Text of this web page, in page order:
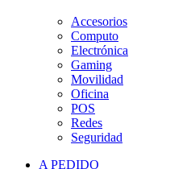
Accesorios
Computo
Electrónica
Gaming
Movilidad
Oficina
POS
Redes
Seguridad
A PEDIDO